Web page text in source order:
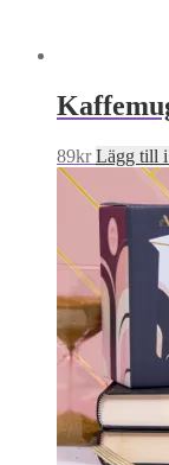
89kr Lägg till